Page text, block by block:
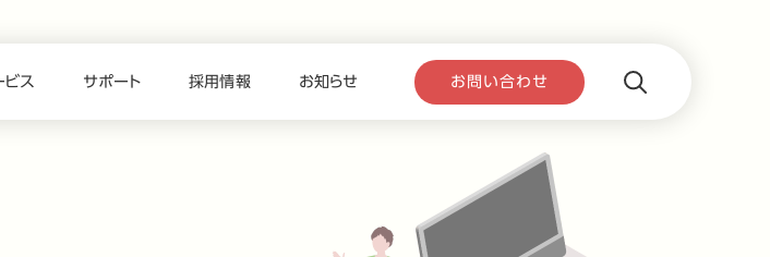
ビス サポート 採用情報 お知らせ お問い合わせ